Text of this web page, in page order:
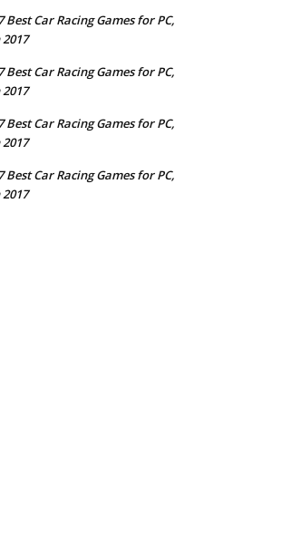
Best Car Racing Games for PC,
Best Car Racing Games for PC,
Best Car Racing Games for PC,
Best Car Racing Games for PC,